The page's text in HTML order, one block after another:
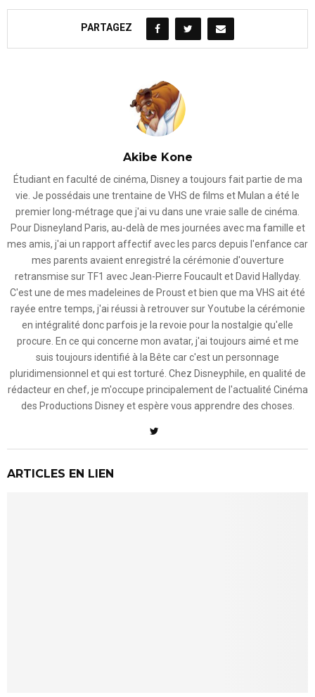
PARTAGEZ
Akibe Kone
Étudiant en faculté de cinéma, Disney a toujours fait partie de ma
vie. Je possédais une trentaine de VHS de films et Mulan a été le
premier long-métrage que j'ai vu dans une vraie salle de cinéma.
Pour Disneyland Paris, au-delà de mes journées avec ma famille et
mes amis, j'ai un rapport affectif avec les parcs depuis l'enfance car
mes parents avaient enregistré la cérémonie d'ouverture
retransmise sur TF1 avec Jean-Pierre Foucault et David Hallyday.
C'est une de mes madeleines de Proust et bien que ma VHS ait été
rayée entre temps, j'ai réussi à retrouver sur Youtube la cérémonie
en intégralité donc parfois je la revoie pour la nostalgie qu'elle
procure. En ce qui concerne mon avatar, j'ai toujours aimé et me
suis toujours identifié à la Bête car c'est un personnage
pluridimensionnel et qui est torturé. Chez Disneyphile, en qualité de
rédacteur en chef, je m'occupe principalement de l'actualité Cinéma
des Productions Disney et espère vous apprendre des choses.
ARTICLES EN LIEN